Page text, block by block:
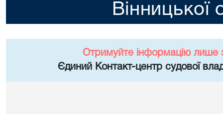
Вінницької
Отримуйте інформацію лише
Єдиний Контакт-центр судової